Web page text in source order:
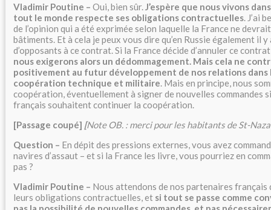
Vladimir Poutine – Oui, bien sûr.J’espère que nous vivons
tout le monde respecte ses obligations contractuelles. J’ai
de l’opinion qui a été exprimée selon laquelle la France ne
bâtiments. Et à cela je peux vous dire qu’en Russie également il y
d’opposants à ce contrat. Si la France décide d’annuler ce
nous exigerons alors un dédommagement. Mais cela ne
positivement au futur développement de nos relations dans
coopération technique et militaire. Mais en principe, nous
coopération, éventuellement à signer de nouvelles commandes
français souhaitent continuer la coopération.
[Passage coupé] [Note OB. : merci pour les habitants de St-
Question – En dépit des pressions externes, vous avez
navires d’assaut – et si la France les livre, vous pourriez en
pas ?
Vladimir Poutine – Nous attendons de nos partenaires français
leurs obligations contractuelles, et si tout se passe comme